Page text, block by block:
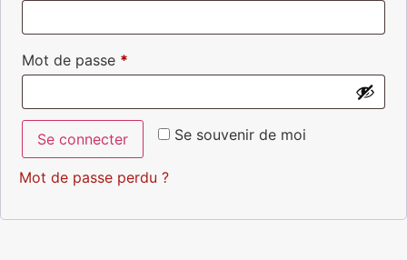
Mot de passe *
Se souvenir de moi
Se connecter
Mot de passe perdu ?